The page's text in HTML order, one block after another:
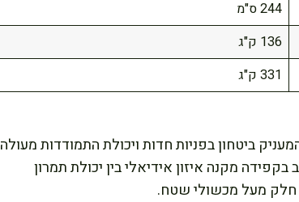
244 ס"מ
136 ק"ג
331 ק"ג
במיוחד המעניק ביטחון בפניות חדות ויכולת התמודדות מעולה
מקנה איזון אידיאלי בין יכולת תמרון
חלק מעל מכשולי שטח.